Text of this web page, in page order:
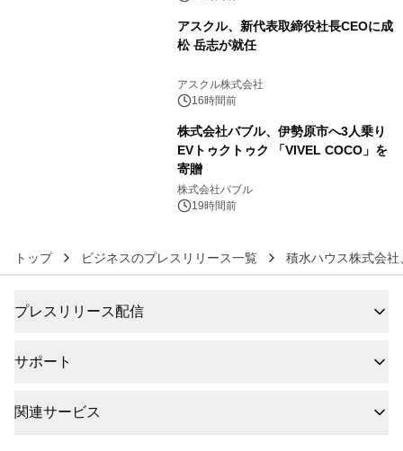
アスクル、新代表取締役社長CEOに成
松 岳志が就任
アスクル株式会社
16時間前
株式会社バブル、伊勢原市へ3人乗り
EVトゥクトゥク 「VIVEL COCO」を
寄贈
株式会社バブル
19時間前
トップ ビジネスのプレスリリース一覧 積水ハウス株式会
プレスリリース配信
サポート
関連サービス